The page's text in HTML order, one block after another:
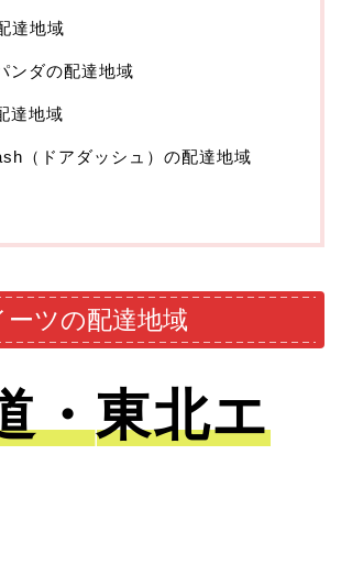
達地域
ンダの配達地域
達地域
（ドアダッシュ）の配達地域
ーツの配達地域
・東北エ